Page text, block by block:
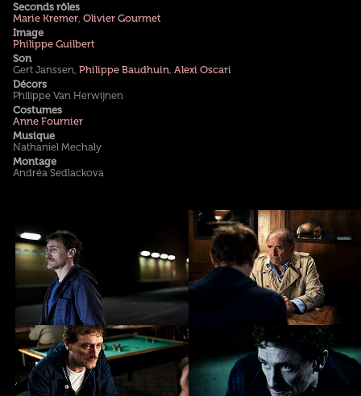
Seconds rôles
Marie Kremer, Olivier Gourmet
Image
Philippe Guilbert
Son
Gert Janssen, Philippe Baudhuin, Alexi Oscari
Décors
Philippe Van Herwijnen
Costumes
Anne Fournier
Musique
Nathaniel Mechaly
Montage
Andréa Sedlackova